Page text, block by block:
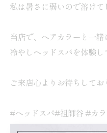
私は暑さに弱いので溶け
当店で、ヘアカラーと一
冷やしヘッドスパを体験
ご来店心よりお待ちしてお
#ヘッドスパ#祖師谷 #カ
ット #髪質改善 #頭皮ケ